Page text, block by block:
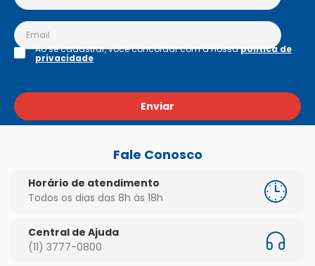
Enviar
Ao se cadastrar, você concordar com a nossapolítica de
privacidade
Fale Conosco
Horário de atendimento
Todos os dias das 8h às 18h
Central de Ajuda
(11) 3777-0800